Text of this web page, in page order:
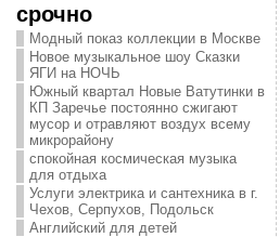
срочно
Модный показ коллекции в Москве
Новое музыкальное шоу Сказки
ЯГИ на НОЧЬ
Южный квартал Новые Ватутинки в
КП Заречье постоянно сжигают
мусор и отравляют воздух всему
микрорайону
спокойная космическая музыка
для отдыха
Услуги электрика и сантехника в г.
Чехов, Серпухов, Подольск
Английский для детей